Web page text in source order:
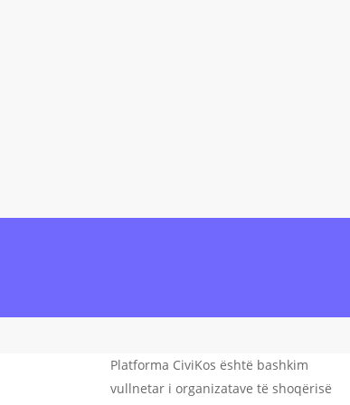
Platforma CiviKos është bashkim
vullnetar i organizatave të shoqërisë